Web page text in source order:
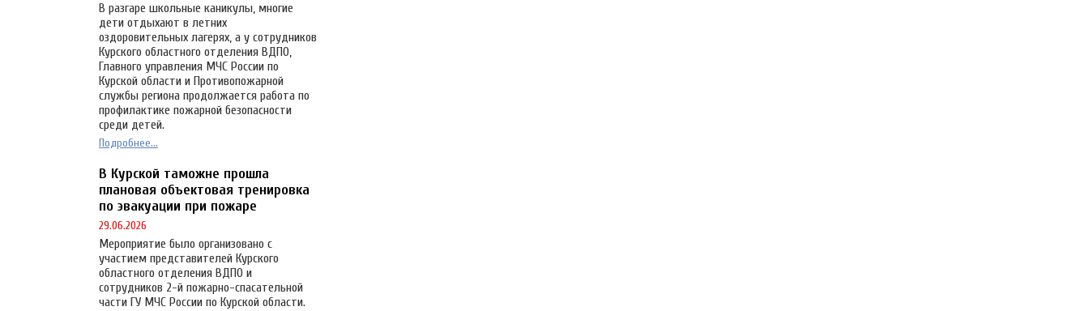
В разгаре школьные каникулы, многие
дети отдыхают в летних
оздоровительных лагерях, а у сотрудников
Курского областного отделения ВДПО,
Главного управления МЧС России по
Курской области и Противопожарной
службы региона продолжается работа по
профилактике пожарной безопасности
среди детей.
Подробнее...
В Курской таможне прошла
плановая объектовая тренировка
по эвакуации при пожаре
29.06.2026
Мероприятие было организовано с
участием представителей Курского
областного отделения ВДПО и
сотрудников 2-й пожарно-спасательной
части ГУ МЧС России по Курской области.